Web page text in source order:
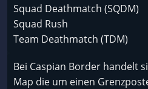
Squad Deathmatch (SQDM)
Squad Rush
Team Deathmatch (TDM)
Bei Caspian Border handelt
Map die um einen